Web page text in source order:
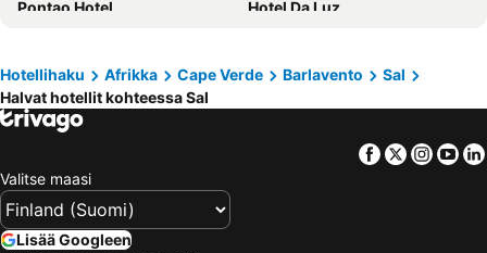
Pontao Hotel
Hotel Da Luz
Vila Verde Resort
Blue Eagle Guesthouse - Casa de hospedes
Hotel Sobrado
Hotel Sobrado
ApartHotel NhaTerra
Patio Antigo Residence
Hotellihaku Afrikka Cape Verde Barlavento
Sal
Halvat hotellit kohteessa Sal
Facebook
Twitter
Valitse maasi
Lisää Googleen